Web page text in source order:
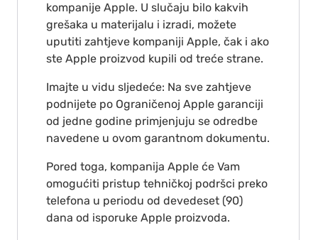
kompanije Apple. U slučaju bilo kakvih
grešaka u materijalu i izradi, možete
uputiti zahtjeve kompaniji Apple, čak i ako
ste Apple proizvod kupili od treće strane.
Imajte u vidu sljedeće: Na sve zahtjeve
podnijete po Ograničenoj Apple garanciji
od jedne godine primjenjuju se odredbe
navedene u ovom garantnom dokumentu.
Pored toga, kompanija Apple će Vam
omogućiti pristup tehničkoj podršci preko
telefona u periodu od devedeset (90)
dana od isporuke Apple proizvoda.